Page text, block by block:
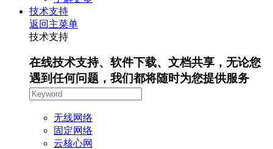
技术支持
返回主菜单
技术支持
在线技术支持、软件下载、文档共享，无论您
遇到任何问题，我们都将随时为您提供服务
无线网络
固定网络
云核心网